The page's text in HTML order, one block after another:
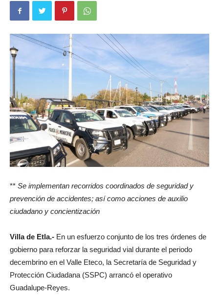
** Se implementan recorridos coordinados de seguridad y
prevención de accidentes; así como acciones de auxilio
ciudadano y concientización
Villa de Etla.- En un esfuerzo conjunto de los tres órdenes de
gobierno para reforzar la seguridad vial durante el periodo
decembrino en el Valle Eteco, la Secretaría de Seguridad y
Protección Ciudadana (SSPC) arrancó el operativo
Guadalupe-Reyes.